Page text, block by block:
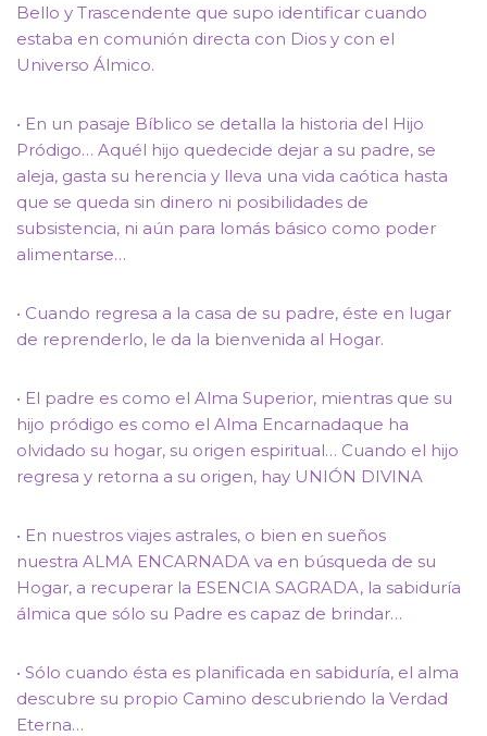
Bello y Trascendente que supo identificar cuando
estaba en comunión directa con Dios y con el
Universo Álmico.
• En un pasaje Bíblico se detalla la historia del Hijo
Pródigo… Aquél hijo quedecide dejar a su padre, se
aleja, gasta su herencia y lleva una vida caótica hasta
que se queda sin dinero ni posibilidades de
subsistencia, ni aún para lomás básico como poder
alimentarse…
• Cuando regresa a la casa de su padre, éste en lugar
de reprenderlo, le da la bienvenida al Hogar.
• El padre es como el Alma Superior, mientras que su
hijo pródigo es como el Alma Encarnadaque ha
olvidado su hogar, su origen espiritual… Cuando el hijo
regresa y retorna a su origen, hay UNIÓN DIVINA
• En nuestros viajes astrales, o bien en sueños
nuestra ALMA ENCARNADA va en búsqueda de su
Hogar, a recuperar la ESENCIA SAGRADA, la sabiduría
álmica que sólo su Padre es capaz de brindar…
• Sólo cuando ésta es planificada en sabiduría, el alma
descubre su propio Camino descubriendo la Verdad
Eterna…